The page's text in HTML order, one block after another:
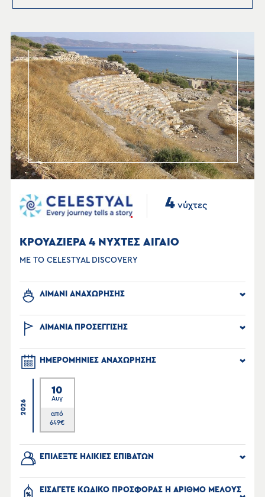
4 νύχτες
ΚΡΟΥΑΖΙΕΡΑ 4 ΝΥΧΤΕΣ ΑΙΓΑΙΟ
ΜΕ ΤΟ CELESTYAL DISCOVERY
ΛΙΜΑΝΙ ΑΝΑΧΩΡΗΣΗΣ
ΛΙΜΑΝΙΑ ΠΡΟΣΕΓΓΙΣΗΣ
ΗΜΕΡΟΜΗΝΙΕΣ ΑΝΑΧΩΡΗΣΗΣ
2026
10
Αυγ
από
649€
ΕΠΙΛΕΞΤΕ ΗΛΙΚΙΕΣ ΕΠΙΒΑΤΩΝ
ΕΙΣΑΓΕΤΕ ΚΩΔΙΚΟ ΠΡΟΣΦΟΡΑΣ Η ΑΡΙΘΜΟ ΜΕΛΟΥΣ